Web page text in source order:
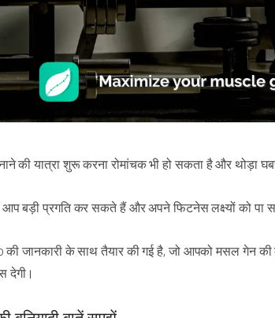
की यात्रा शुरू करना रोमांचक भी हो सकता है और थोड़ा
बड़ी प्रगति कर सकते हैं और अपने फिटनेस लक्ष्यों को पा
की जानकारी के साथ तैयार की गई है, जो आपको मसल गेन
देगी।